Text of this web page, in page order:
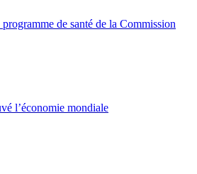
de santé de la Commission
l’économie mondiale